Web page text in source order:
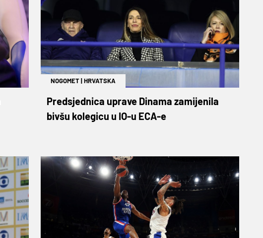
NOGOMET|HRVATSKA
Predsjednica uprave Dinama zamijenila
bivšu kolegicu u IO-u ECA-e